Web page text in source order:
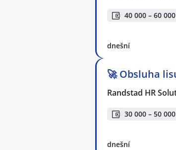
40 000 – 60
dnešní
🚀 Obsluha
Randstad HR
30 000 – 50
dnešní